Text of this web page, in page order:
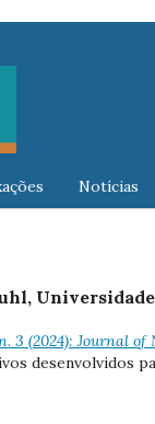
Notícias
Universidade
3 (2024): Journal
desenvolvidos